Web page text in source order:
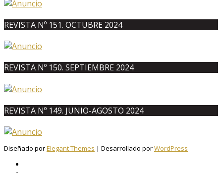
REVISTA Nº 151. OCTUBRE 2024
REVISTA Nº 150. SEPTIEMBRE 2024
REVISTA Nº 149. JUNIO-AGOSTO 2024
Diseñado porElegant Themes | Desarrollado porWordPress